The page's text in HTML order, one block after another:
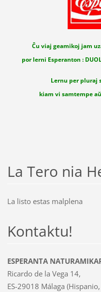
Ĉu viaj geamikoj jam
por lerni Esperanton :
Lernu per pluraj
kiam vi samtempe
La Tero nia
La listo estas malplena
Kontaktu!
ESPERANTA
Ricardo de la Vega 14,
ES-29018 Málaga (Hispanio,